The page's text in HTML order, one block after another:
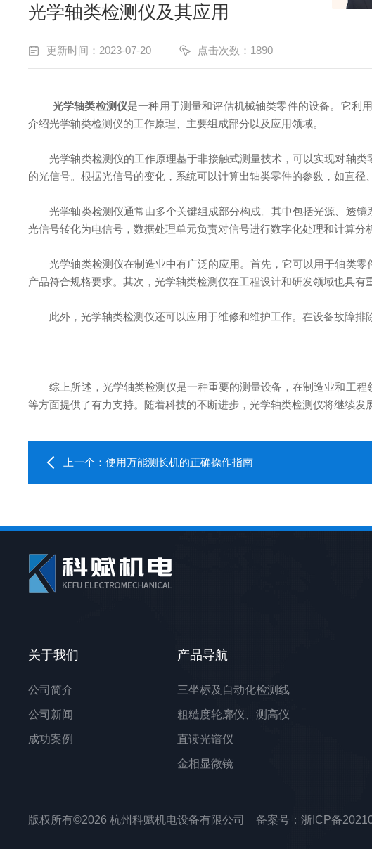
光学轴类检测仪及其应用
更新时间：2023-07-20 点击次数：1890
光学轴类检测仪是一种用于测量和评估机械轴类零件的设备。它利
介绍光学轴类检测仪的工作原理、主要组成部分以及应用领域。
光学轴类检测仪的工作原理基于非接触式测量技术，可以实现对轴类
的光信号。根据光信号的变化，系统可以计算出轴类零件的参数，如直径
光学轴类检测仪通常由多个关键组成部分构成。其中包括光源、透镜
光信号转化为电信号，数据处理单元负责对信号进行数字化处理和计算分
光学轴类检测仪在制造业中有广泛的应用。首先，它可以用于轴类零
产品符合规格要求。其次，光学轴类检测仪在工程设计和研发领域也具
此外，光学轴类检测仪还可以应用于维修和维护工作。在设备故障排
综上所述，光学轴类检测仪是一种重要的测量设备，在制造业和工程
等方面提供了有力支持。随着科技的不断进步，光学轴类检测仪将继续发
上一个：使用万能测长机的正确操作指南
关于我们
公司简介
公司新闻
成功案例
产品导航
三坐标及自动化检测线
粗糙度轮廓仪、测高仪
直读光谱仪
金相显微镜
测长机、投影仪、影像仪
版权所有©2026 杭州科赋机电设备有限公司 备案号：浙ICP备